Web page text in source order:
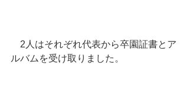
2人はそれぞれ代表から卒園証書とア
ルバムを受け取りました。